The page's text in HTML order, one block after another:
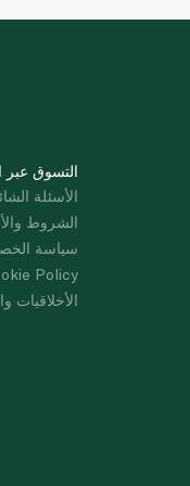
التسوق عبر
الأسئلة
الشروط
سياسة
Policy
الأخلاقيات